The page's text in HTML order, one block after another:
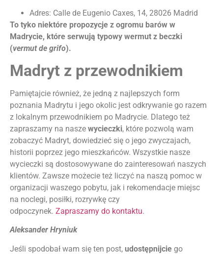
Adres: Calle de Eugenio Caxes, 14, 28026 Madrid
To tyko niektóre propozycje z ogromu barów w
Madrycie, które serwują typowy wermut z beczki
(vermut de grifo).
Madryt z przewodnikiem
Pamiętajcie również, że jedną z najlepszych form
poznania Madrytu i jego okolic jest odkrywanie go razem
z lokalnym przewodnikiem po Madrycie. Dlatego też
zapraszamy na nasze wycieczki, które pozwolą wam
zobaczyć Madryt, dowiedzieć się o jego zwyczajach,
historii poprzez jego mieszkańców. Wszystkie nasze
wycieczki są dostosowywane do zainteresowań naszych
klientów. Zawsze możecie też liczyć na naszą pomoc w
organizacji waszego pobytu, jak i rekomendacje miejsc
na noclegi, posiłki, rozrywkę czy
odpoczynek. Zapraszamy do kontaktu.
Aleksander Hryniuk
Jeśli spodobał wam się ten post, udostępnijcie go